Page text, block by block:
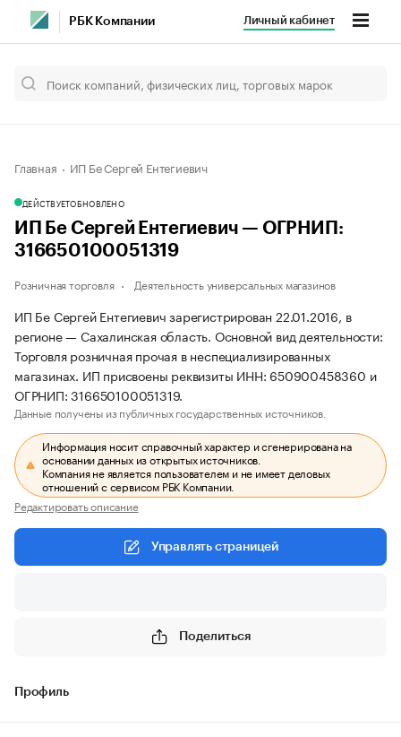
РБК Компании Личный кабинет
Главная ИП Бе Сергей Ентегиевич
ДЕЙСТВУЕТОБНОВЛЕНО
ИП Бе Сергей Ентегиевич — ОГРНИП:
316650100051319
Розничная торговля Деятельность универсальных магазинов
ИП Бе Сергей Ентегиевич зарегистрирован 22.01.2016, в
регионе — Сахалинская область. Основной вид деятельности:
Торговля розничная прочая в неспециализированных
магазинах. ИП присвоены реквизиты ИНН: 650900458360 и
ОГРНИП: 316650100051319.
Данные получены из публичных государственных источников.
Информация носит справочный характер и сгенерирована на
основании данных из открытых источников.
Компания не является пользователем и не имеет деловых
отношений с сервисом РБК Компании.
Редактировать описание
Управлять страницей
Поделиться
Профиль